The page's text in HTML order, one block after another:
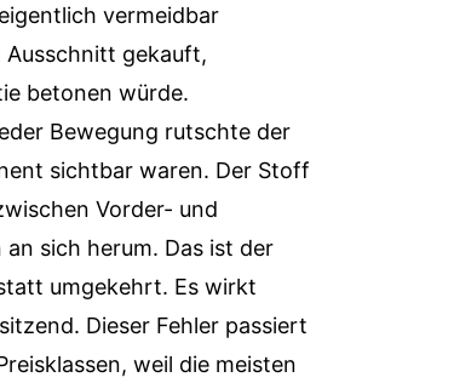
vermeidbar
Ausschnitt gekauft,
betonen würde.
Bewegung rutschte der
sichtbar waren. Der Stoff
Vorder- und
sich herum. Das ist der
umgekehrt. Es wirkt
Dieser Fehler passiert
weil die meisten